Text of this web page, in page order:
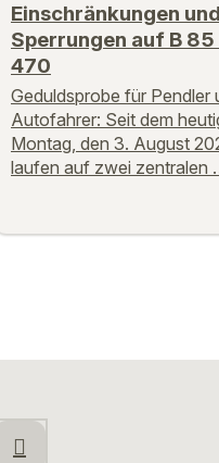
Einschränkungen und
Sperrungen auf B 85
470
Geduldsprobe für Pendler
Autofahrer: Seit dem
Montag, den 3. August
laufen auf zwei zentralen